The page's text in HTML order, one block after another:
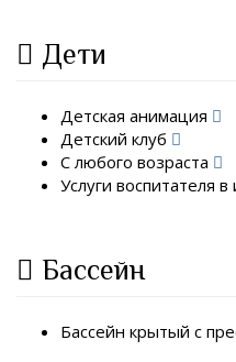
Дети
Детская анимация
Детский клуб
С любого возраста
Услуги воспитателя
Бассейн
Бассейн крытый с